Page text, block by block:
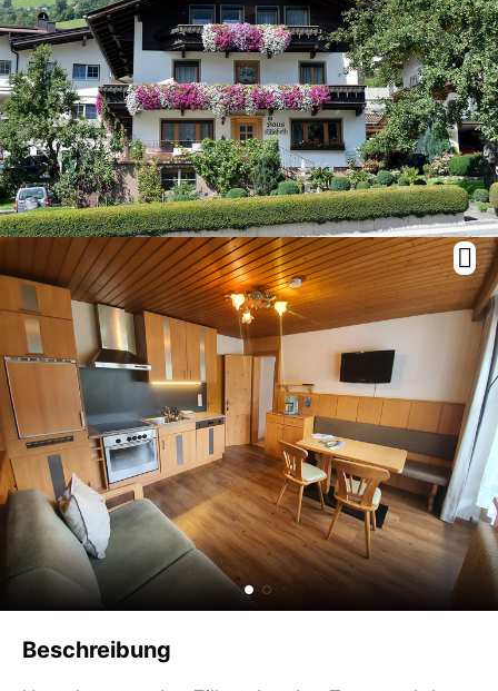
Beschreibung